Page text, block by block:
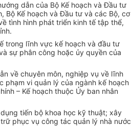
dẫn của Bộ Kế hoạch và Đầu tư
Bộ Kế hoạch và Đầu tư và các Bộ, cơ
tình hình phát triển kinh tế tập thể,
trong lĩnh vực kế hoạch và đầu tư
sự phân công hoặc ủy quyền của
về chuyên môn, nghiệp vụ về lĩnh
phạm vi quản lý của ngành kế hoạch
– Kế hoạch thuộc Ủy ban nhân
tiến bộ khoa học kỹ thuật; xây
phục vụ công tác quản lý nhà nước